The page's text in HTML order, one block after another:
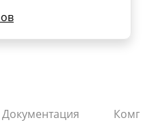
Документация